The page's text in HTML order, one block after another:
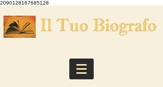
2090128167685128